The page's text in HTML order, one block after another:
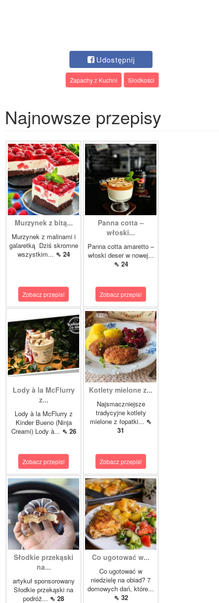
Udostępnij
Zapachy z Kuchni Słodkości
Najnowsze przepisy
Murzynek z bitą...
Murzynek z malinami i
galaretką Dziś skromne
wszystkim... ⇖ 24
Zobacz przepis!
Panna cotta –
włoski...
Panna cotta amaretto –
włoski deser w nowej...
⇖ 24
Zobacz przepis!
Lody à la McFlurry
z...
Lody à la McFlurry z
Kinder Bueno (Ninja
Creami) Lody à... ⇖ 26
Zobacz przepis!
Kotlety mielone z...
Najsmaczniejsze
tradycyjne kotlety
mielone z łopatki... ⇖
31
Zobacz przepis!
Słodkie przekąski
na...
artykuł sponsorowany
Słodkie przekąski na
podróż... ⇖ 28
Co ugotować w...
Co ugotować w
niedzielę na obiad? 7
domowych dań, które...
⇖ 32